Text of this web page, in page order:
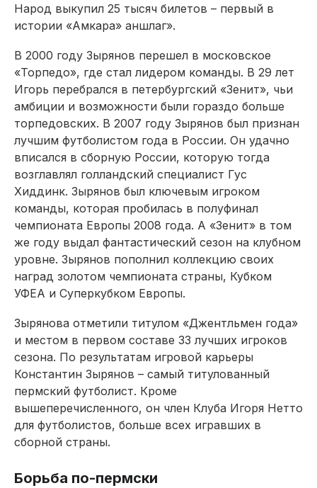
Народ выкупил 25 тысяч билетов – первый в
истории «Амкара» аншлаг».
В 2000 году Зырянов перешел в московское
«Торпедо», где стал лидером команды. В 29 лет
Игорь перебрался в петербургский «Зенит», чьи
амбиции и возможности были гораздо больше
торпедовских. В 2007 году Зырянов был признан
лучшим футболистом года в России. Он удачно
вписался в сборную России, которую тогда
возглавлял голландский специалист Гус
Хиддинк. Зырянов был ключевым игроком
команды, которая пробилась в полуфинал
чемпионата Европы 2008 года. А «Зенит» в том
же году выдал фантастический сезон на клубном
уровне. Зырянов пополнил коллекцию своих
наград золотом чемпионата страны, Кубком
УФЕА и Суперкубком Европы.
Зырянова отметили титулом «Джентльмен года»
и местом в первом составе 33 лучших игроков
сезона. По результатам игровой карьеры
Константин Зырянов – самый титулованный
пермский футболист. Кроме
вышеперечисленного, он член Клуба Игоря Нетто
для футболистов, больше всех игравших в
сборной страны.
Борьба по-пермски